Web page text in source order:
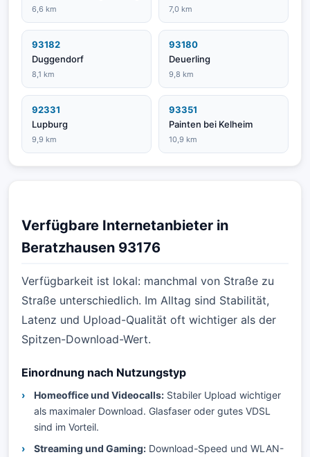
6,6 km 7,0 km
93182
Duggendorf
8,1 km
93180
Deuerling
9,8 km
92331
Lupburg
9,9 km
93351
Painten bei Kelheim
10,9 km
Verfügbare Internetanbieter in
Beratzhausen 93176
Verfügbarkeit ist lokal: manchmal von Straße zu
Straße unterschiedlich. Im Alltag sind Stabilität,
Latenz und Upload-Qualität oft wichtiger als der
Spitzen-Download-Wert.
Einordnung nach Nutzungstyp
Homeoffice und Videocalls: Stabiler Upload wichtiger
als maximaler Download. Glasfaser oder gutes VDSL
sind im Vorteil.
Streaming und Gaming: Download-Speed und WLAN-